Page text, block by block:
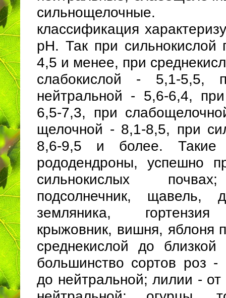
сильнощелочные.
классификация
рН. Так при сильнокислой
4,5 и менее, при
слабокислой - 5,1-5,5,
нейтральной - 5,6-6,4,
6,5-7,3, при
щелочной - 8,1-8,5, при
8,6-9,5 и более. Такие
рододендроны, успешно
сильнокислых
подсолнечник, щавель,
земляника, гортензия
крыжовник, вишня, яблоня
среднекислой до близкой
большинство сортов роз -
до нейтральной; лилии - от